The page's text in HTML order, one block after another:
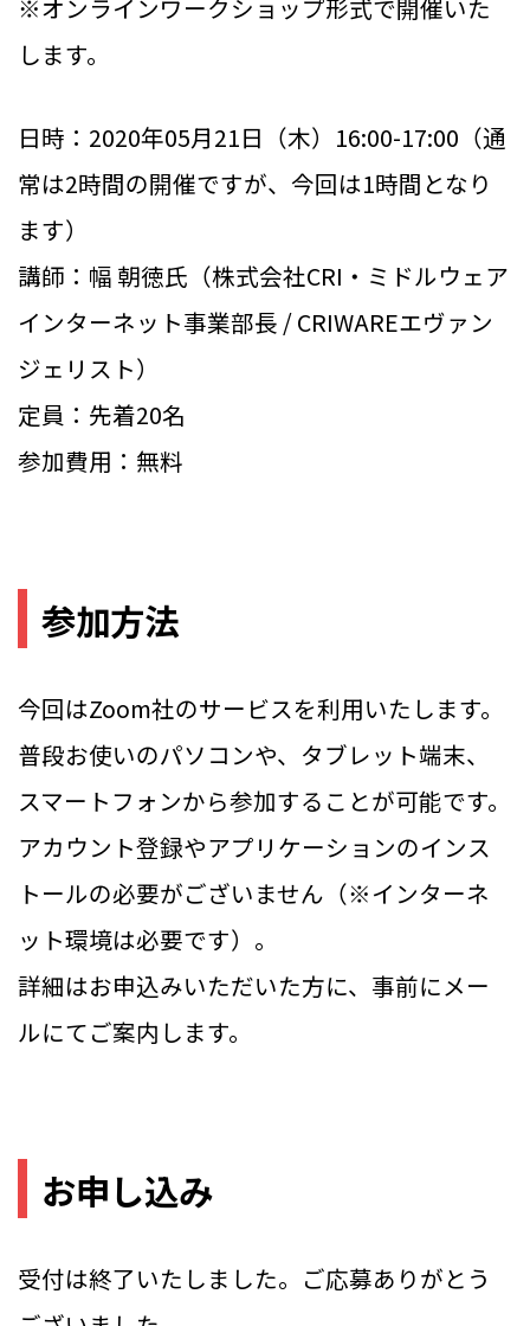
※オンラインワークショップ形式で開催いた
します。
日時：2020年05月21日（木）16:00-17:00（通
常は2時間の開催ですが、今回は1時間となり
ます）
講師：幅 朝徳氏（株式会社CRI・ミドルウェア
インターネット事業部長 / CRIWAREエヴァン
ジェリスト）
定員：先着20名
参加費用：無料
参加方法
今回はZoom社のサービスを利用いたします。
普段お使いのパソコンや、タブレット端末、
スマートフォンから参加することが可能です。
アカウント登録やアプリケーションのインス
トールの必要がございません（※インターネ
ット環境は必要です）。
詳細はお申込みいただいた方に、事前にメー
ルにてご案内します。
お申し込み
受付は終了いたしました。ご応募ありがとう